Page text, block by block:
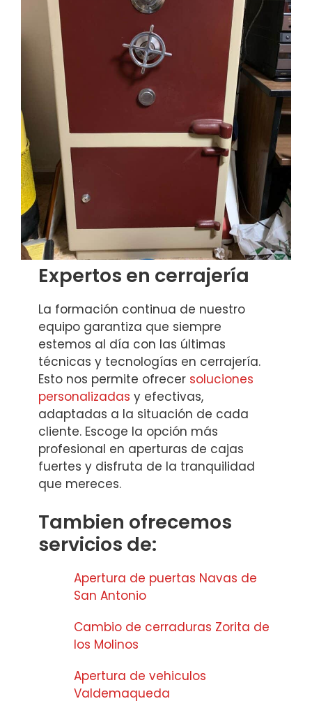
Expertos en cerrajería
La formación continua de nuestro
equipo garantiza que siempre
estemos al día con las últimas
técnicas y tecnologías en cerrajería.
Esto nos permite ofrecer soluciones
personalizadas y efectivas,
adaptadas a la situación de cada
cliente. Escoge la opción más
profesional en aperturas de cajas
fuertes y disfruta de la tranquilidad
que mereces.
Tambien ofrecemos
servicios de:
Apertura de puertas Navas de
San Antonio
Cambio de cerraduras Zorita de
los Molinos
Apertura de vehiculos
Valdemaqueda